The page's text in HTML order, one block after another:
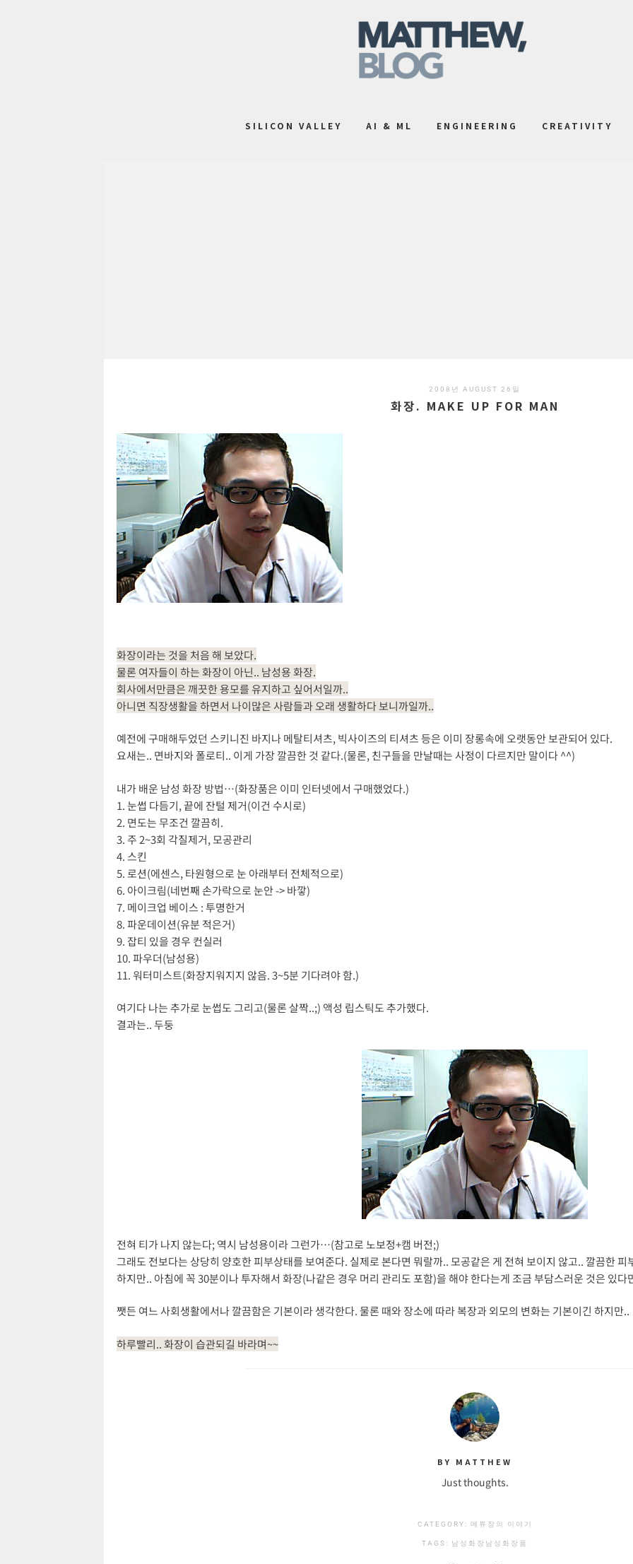
SILICON VALLEY AI & ML ENGINEERING CREATIVITY
2008년 AUGUST 26일
화장. MAKE UP FOR MAN
화장이라는 것을 처음 해 보았다.
물론 여자들이 하는 화장이 아닌.. 남성용 화장.
회사에서만큼은 깨끗한 용모를 유지하고 싶어서일까..
아니면 직장생활을 하면서 나이많은 사람들과 오래 생활하다 보니까일까..
예전에 구매해두었던 스키니진 바지나 메탈티셔츠, 빅사이즈의 티셔츠 등은 이미 장롱속에 오랫동안 보관되어 있다.
요새는.. 면바지와 폴로티.. 이게 가장 깔끔한 것 같다.(물론, 친구들을 만날때는 사정이 다르지만 말이다 ^^)
내가 배운 남성 화장 방법…(화장품은 이미 인터넷에서 구매했었다.)
1. 눈썹 다듬기, 끝에 잔털 제거(이건 수시로)
2. 면도는 무조건 깔끔히.
3. 주 2~3회 각질제거, 모공관리
4. 스킨
5. 로션(에센스, 타원형으로 눈 아래부터 전체적으로)
6. 아이크림(네번째 손가락으로 눈안 -> 바깧)
7. 메이크업 베이스 : 투명한거
8. 파운데이션(유분 적은거)
9. 잡티 있을 경우 컨실러
10. 파우더(남성용)
11. 워터미스트(화장지워지지 않음. 3~5분 기다려야 함.)
여기다 나는 추가로 눈썹도 그리고(물론 살짝..;) 액성 립스틱도 추가했다.
결과는.. 두둥
전혀 티가 나지 않는다; 역시 남성용이라 그런가…(참고로 노보정+캠 버전;)
그래도 전보다는 상당히 양호한 피부상태를 보여준다. 실제로 본다면 뭐랄까.. 모공같은 게 전혀 보이지 않고.. 깔끔한 피
하지만.. 아침에 꼭 30분이나 투자해서 화장(나같은 경우 머리 관리도 포함)을 해야 한다는게 조금 부담스러운 것은 있다
쨋든 여느 사회생활에서나 깔끔함은 기본이라 생각한다. 물론 때와 장소에 따라 복장과 외모의 변화는 기본이긴 하지만..
하루빨리.. 화장이 습관되길 바라며~~
BY MATTHEW
Just thoughts.
CATEGORY: 메튜장의 이야기
TAGS: 남성화장 남성화장품